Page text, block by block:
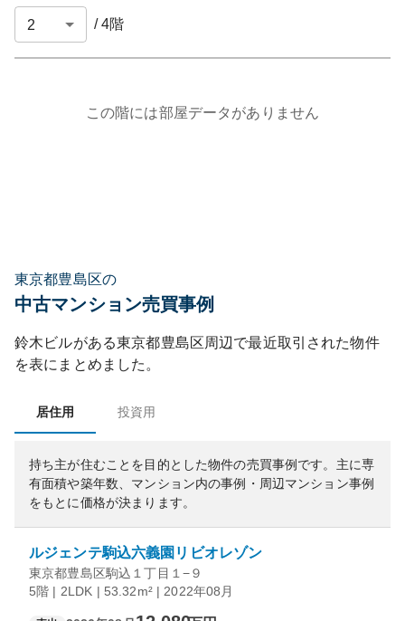
/4階
この階には部屋データがありません
東京都豊島区の
中古マンション売買事例
鈴木ビルがある東京都豊島区周辺で最近取引された物件
を表にまとめました。
居住用 投資用
持ち主が住むことを目的とした物件の売買事例です。 主に専
有面積や築年数、マンション内の事例・周辺マンション事例
をもとに価格が決まります。
ルジェンテ駒込六義園リビオレゾン
東京都豊島区駒込１丁目１−９
5階 | 2LDK | 53.32m² | 2022年08月